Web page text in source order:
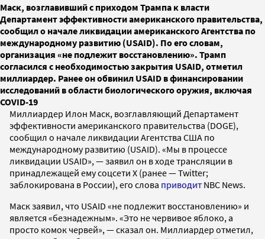
Маск, возглавивший с приходом Трампа к власти
Департамент эффективности американского правительства,
сообщил о начале ликвидации американского Агентства по
международному развитию (USAID). По его словам,
организация «не подлежит восстановлению». Трамп
согласился с необходимостью закрытия USAID, отметил
миллиардер. Ранее он обвинил USAID в финансировании
исследований в области биологического оружия, включая
COVID-19
Миллиардер Илон Маск, возглавляющий Департамент
эффективности американского правительства (DOGE),
сообщил о начале ликвидации Агентства США по
международному развитию (USAID). «Мы в процессе
ликвидации USAID», — заявил он в ходе трансляции в
принадлежащей ему соцсети X (ранее — Twitter;
заблокирована в России), его слова приводит NBC News.
Маск заявил, что USAID «не подлежит восстановлению» и
является «безнадежным». «Это не червивое яблоко, а
просто комок червей», — сказал он. Миллиардер отметил,